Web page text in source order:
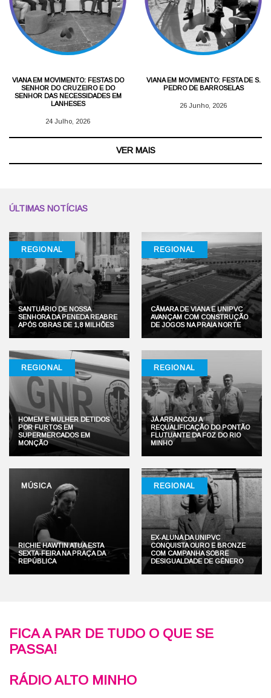
VIANA EM MOVIMENTO: FESTAS DO
SENHOR DO CRUZEIRO E DO
SENHOR DAS NECESSIDADES EM
LANHESES
24 Julho, 2026
VIANA EM MOVIMENTO: FESTA DE S.
PEDRO DE BARROSELAS
26 Junho, 2026
VER MAIS
ÚLTIMAS NOTÍCIAS
REGIONAL
SANTUÁRIO DE NOSSA
SENHORA DA PENEDA REABRE
APÓS OBRAS DE 1,8 MILHÕES
REGIONAL
CÂMARA DE VIANA E UNIPVC
AVANÇAM COM CONSTRUÇÃO
DE JOGOS NA PRAIA NORTE
REGIONAL
HOMEM E MULHER DETIDOS
POR FURTOS EM
SUPERMERCADOS EM
MONÇÃO
REGIONAL
JÁ ARRANCOU A
REQUALIFICAÇÃO DO PONTÃO
FLUTUANTE DA FOZ DO RIO
MINHO
MÚSICA
RICHIE HAWTIN ATUA ESTA
SEXTA-FEIRA NA PRAÇA DA
REPÚBLICA
REGIONAL
EX-ALUNA DA UNIPVC
CONQUISTA OURO E BRONZE
COM CAMPANHA SOBRE
DESIGUALDADE DE GÉNERO
FICA A PAR DE TUDO O QUE SE
PASSA!
RÁDIO ALTO MINHO